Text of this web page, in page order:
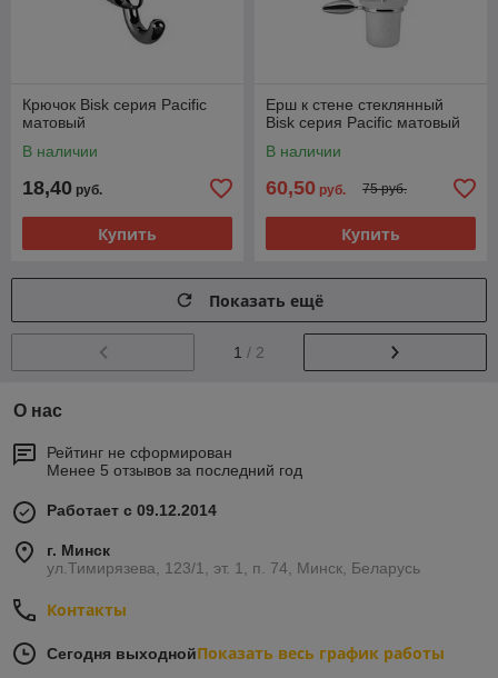
Крючок Bisk серия Pacific
матовый
В наличии
18,40 руб.
Купить
Ерш к стене стеклянный
Bisk серия Pacific матовый
В наличии
60,50 руб. 75 руб.
Купить
Показать ещё
1 / 2
О нас
Рейтинг не сформирован
Менее 5 отзывов за последний год
Работает с 09.12.2014
г. Минск
ул.Тимирязева, 123/1, эт. 1, п. 74, Минск, Беларусь
Контакты
Сегодня выходнойПоказать весь график работы